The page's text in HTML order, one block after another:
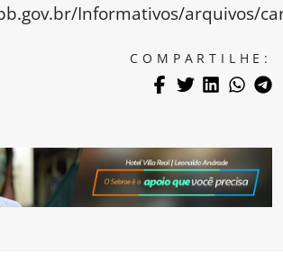
Informativos/arquivos/
COMPARTILHE: